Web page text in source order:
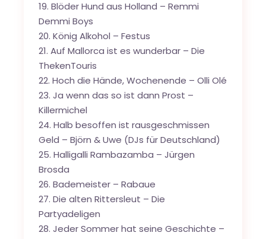
19. Blöder Hund aus Holland – Remmi
Demmi Boys
20. König Alkohol – Festus
21. Auf Mallorca ist es wunderbar – Die
ThekenTouris
22. Hoch die Hände, Wochenende – Olli Olé
23. Ja wenn das so ist dann Prost –
Killermichel
24. Halb besoffen ist rausgeschmissen
Geld – Björn & Uwe (DJs für Deutschland)
25. Halligalli Rambazamba – Jürgen
Brosda
26. Bademeister – Rabaue
27. Die alten Rittersleut – Die
Partyadeligen
28. Jeder Sommer hat seine Geschichte –